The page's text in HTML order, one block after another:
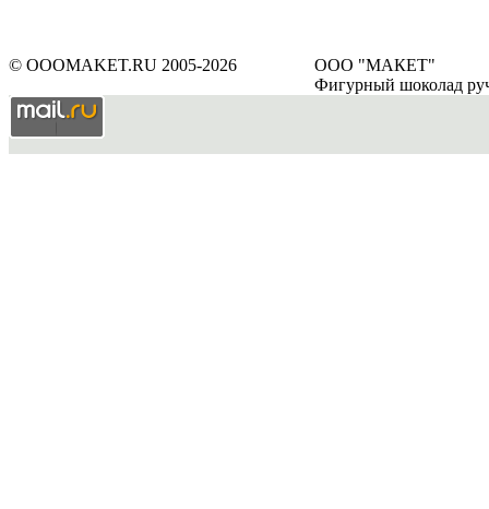
© OOOMAKET.RU 2005-2026
ООО "МАКЕТ"
Фигурный шоколад